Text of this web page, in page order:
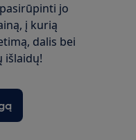
jo
į kurią
dalis bei
išlaidų!